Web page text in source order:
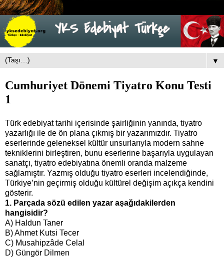
▼
Cumhuriyet Dönemi Tiyatro Konu Testi
1
Türk edebiyat tarihi içerisinde şairliğinin yanında, tiyatro
yazarlığı ile de ön plana çıkmış bir yazarımızdır. Tiyatro
eserlerinde geleneksel kültür unsurlarıyla modern sahne
tekniklerini birleştiren, bunu eserlerine başarıyla uygulayan
sanatçı, tiyatro edebiyatına önemli oranda malzeme
sağlamıştır. Yazmış olduğu tiyatro eserleri incelendiğinde,
Türkiye’nin geçirmiş olduğu kültürel değişim açıkça kendini
gösterir.
1. Parçada sözü edilen yazar aşağıdakilerden
hangisidir?
A) Haldun Taner
B) Ahmet Kutsi Tecer
C) Musahipzâde Celal
D) Güngör Dilmen